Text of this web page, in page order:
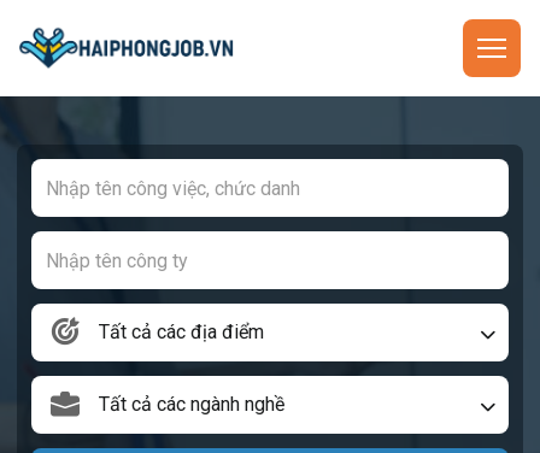
Tất cả các địa điểm
Tất cả các ngành nghề